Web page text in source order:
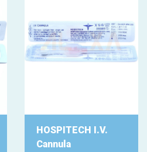
HOSPITECH I.V.
Cannula